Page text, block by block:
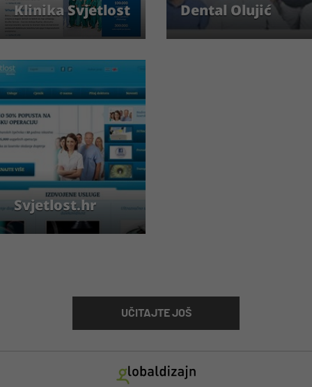
Klinika Svjetlost Dental Olujić
Svjetlost.hr
UČITAJTE JOŠ